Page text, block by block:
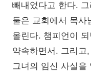
빼내었다고 한다.
둘은 교회에서 목사
올린다. 챔피언이
약속하면서. 그리고
그녀의 임신 사실을